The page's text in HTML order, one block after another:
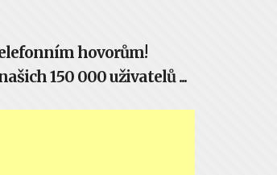
hovorům!
150 000 uživatelů ...